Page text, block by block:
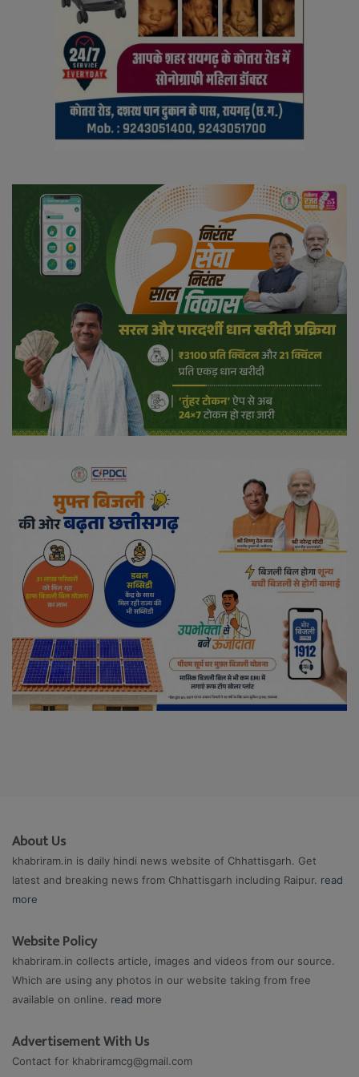
About Us
khabriram.in is daily hindi news website of Chhattisgarh. Get
latest and breaking news from Chhattisgarh including Raipur. read
more
Website Policy
khabriram.in collects article, images and videos from our source.
Which are using any photos in our website taking from free
available on online. read more
Advertisement With Us
Contact for khabriramcg@gmail.com